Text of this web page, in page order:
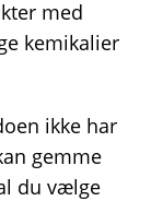
med
kemikalier
ikke har
gemme
du vælge